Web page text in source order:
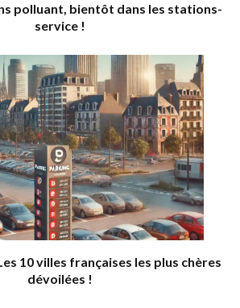
polluant, bientôt dans les stations-
service !
10 villes françaises les plus chères
dévoilées !